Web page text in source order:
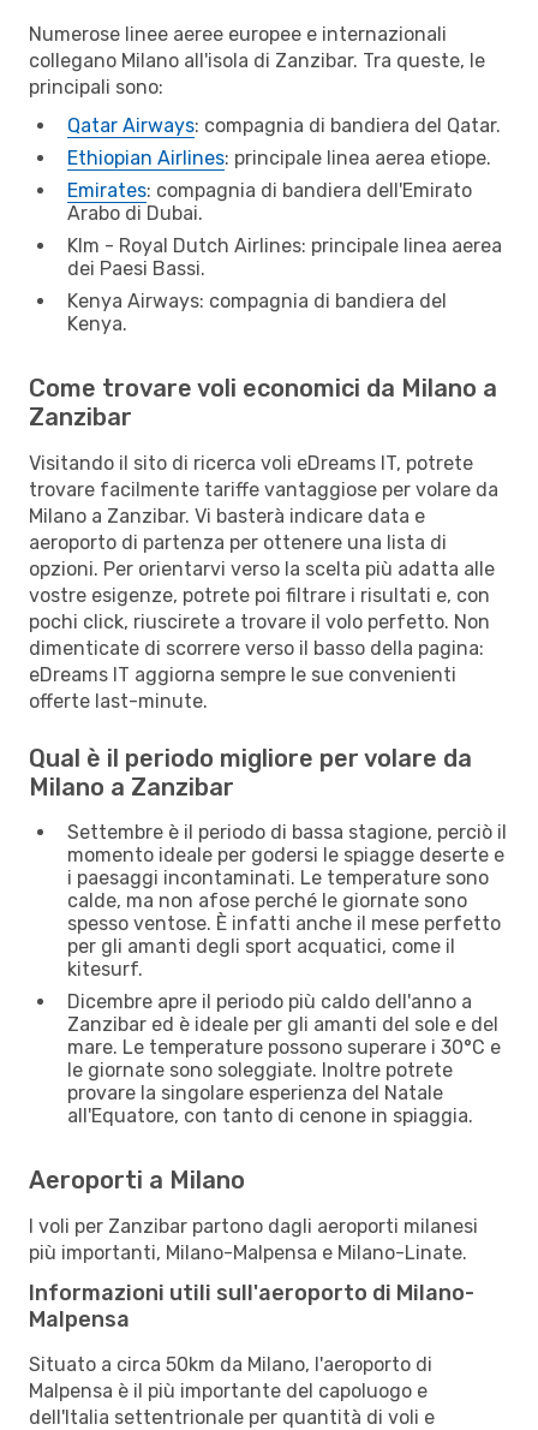
Numerose linee aeree europee e internazionali
collegano Milano all'isola di Zanzibar. Tra queste, le
principali sono:
Qatar Airways: compagnia di bandiera del Qatar.
Ethiopian Airlines: principale linea aerea etiope.
Emirates: compagnia di bandiera dell'Emirato
Arabo di Dubai.
Klm - Royal Dutch Airlines: principale linea aerea
dei Paesi Bassi.
Kenya Airways: compagnia di bandiera del
Kenya.
Come trovare voli economici da Milano a
Zanzibar
Visitando il sito di ricerca voli eDreams IT, potrete
trovare facilmente tariffe vantaggiose per volare da
Milano a Zanzibar. Vi basterà indicare data e
aeroporto di partenza per ottenere una lista di
opzioni. Per orientarvi verso la scelta più adatta alle
vostre esigenze, potrete poi filtrare i risultati e, con
pochi click, riuscirete a trovare il volo perfetto. Non
dimenticate di scorrere verso il basso della pagina:
eDreams IT aggiorna sempre le sue convenienti
offerte last-minute.
Qual è il periodo migliore per volare da
Milano a Zanzibar
Settembre è il periodo di bassa stagione, perciò il
momento ideale per godersi le spiagge deserte e
i paesaggi incontaminati. Le temperature sono
calde, ma non afose perché le giornate sono
spesso ventose. È infatti anche il mese perfetto
per gli amanti degli sport acquatici, come il
kitesurf.
Dicembre apre il periodo più caldo dell'anno a
Zanzibar ed è ideale per gli amanti del sole e del
mare. Le temperature possono superare i 30°C e
le giornate sono soleggiate. Inoltre potrete
provare la singolare esperienza del Natale
all'Equatore, con tanto di cenone in spiaggia.
Aeroporti a Milano
I voli per Zanzibar partono dagli aeroporti milanesi
più importanti, Milano-Malpensa e Milano-Linate.
Informazioni utili sull'aeroporto di Milano-
Malpensa
Situato a circa 50km da Milano, l'aeroporto di
Malpensa è il più importante del capoluogo e
dell'Italia settentrionale per quantità di voli e